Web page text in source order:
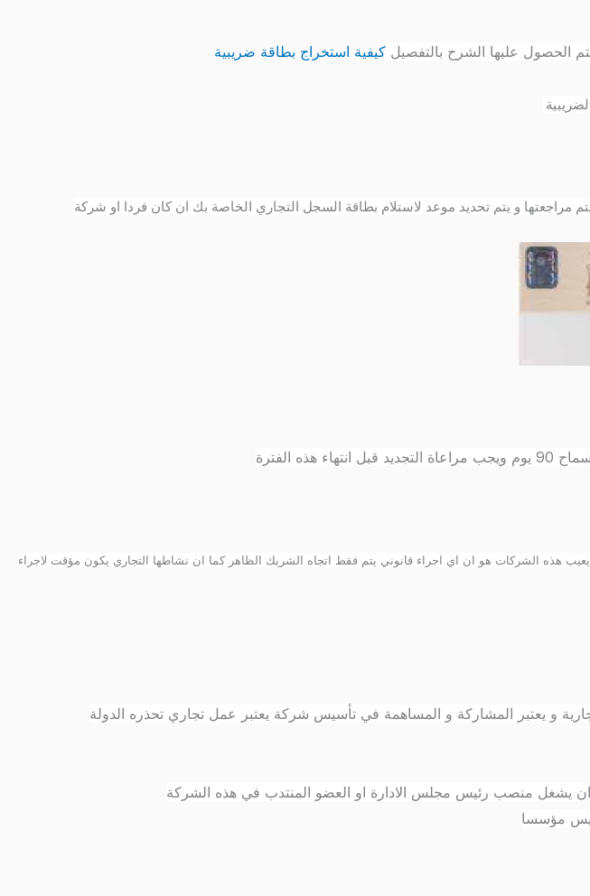
الحصول عليها الشرح بالتفصيل كيفية استخراج بطاقة ضريبية
و يتم تحديد موعد لاستلام بطاقة السجل التجاري الخاصة بك ان كان فردا او شركة
هذه الشركات هو ان اي اجراء قانوني يتم فقط اتجاه الشريك الظاهر كما ان نشاطها التجاري يكون مؤقت لاجراء
و يعتبر المشاركة و المساهمة في تأسيس شركة يعتبر عمل تجاري تحذره الدولة